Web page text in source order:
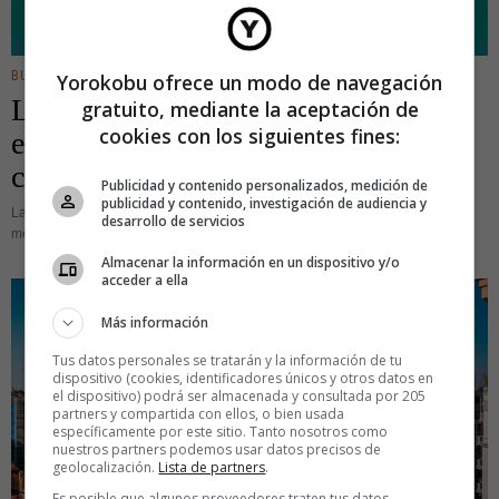
BUSINESS
La industria tecnológica ante el
espejo: ¿burbuja, crisis, reajuste o
corrección?
La mejor forma de equivocarse con la hora es tener más de un reloj. Y más o
menos eso es lo que está sucediendo en el sector de la tecnología, que ha
Yorokobu ofrece un modo de navegación
gratuito, mediante la aceptación de
cookies con los siguientes fines:
Publicidad y contenido personalizados, medición de
publicidad y contenido, investigación de audiencia y
desarrollo de servicios
Almacenar la información en un dispositivo y/o
acceder a ella
Más información
Tus datos personales se tratarán y la información de tu
dispositivo (cookies, identificadores únicos y otros datos en
el dispositivo) podrá ser almacenada y consultada por 205
partners y compartida con ellos, o bien usada
específicamente por este sitio. Tanto nosotros como
nuestros partners podemos usar datos precisos de
geolocalización. Lista de partners.